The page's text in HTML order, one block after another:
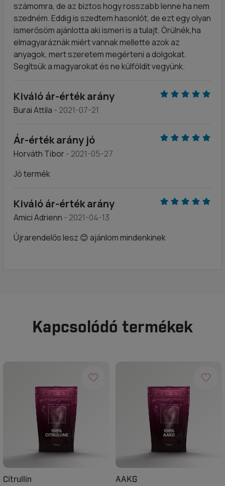
számomra, de az biztos hogy rosszabb lenne ha nem
szedném. Eddig is szedtem hasonlót, de ezt egy olyan
ismerősöm ajánlotta aki ismeri is a tulajt. Örülnék,ha
elmagyaráznák miért vannak mellette azok az
anyagok, mert szeretem megérteni a dolgokat.
Segítsük a magyarokat és ne külföldit vegyünk.
Kiváló ár-érték arány
Burai Attila - 2021-07-21
Ár-érték arány jó
Horváth Tibor- 2021-05-27
Jó termék
Kiváló ár-érték arány
Amici Adrienn - 2021-04-13
Újrarendelős lesz 😊 ajánlom mindenkinek
Kapcsolódó termékek
Citrullin AAKG